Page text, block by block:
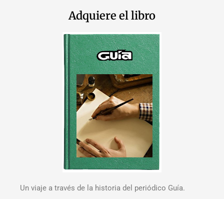
Adquiere el libro
Un viaje a través de la historia del periódico Guía.